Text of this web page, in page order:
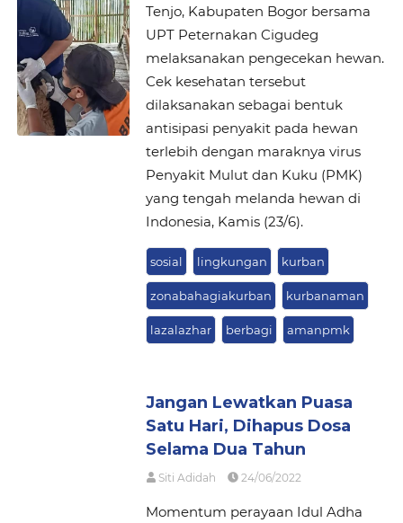
Tenjo, Kabupaten Bogor bersama
UPT Peternakan Cigudeg
melaksanakan pengecekan hewan.
Cek kesehatan tersebut
dilaksanakan sebagai bentuk
antisipasi penyakit pada hewan
terlebih dengan maraknya virus
Penyakit Mulut dan Kuku (PMK)
yang tengah melanda hewan di
Indonesia, Kamis (23/6).
sosial lingkungan kurban
zonabahagiakurban kurbanaman
lazalazhar berbagi amanpmk
Jangan Lewatkan Puasa
Satu Hari, Dihapus Dosa
Selama Dua Tahun
Siti Adidah 24/06/2022
Momentum perayaan Idul Adha